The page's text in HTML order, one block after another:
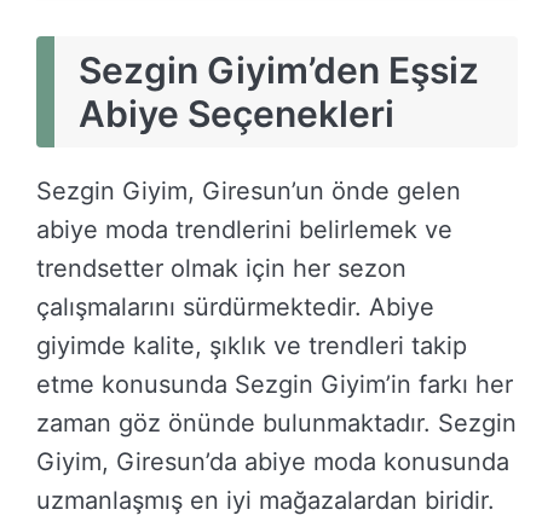
Sezgin Giyim’den Eşsiz
Abiye Seçenekleri
Sezgin Giyim, Giresun’un önde gelen
abiye moda trendlerini belirlemek ve
trendsetter olmak için her sezon
çalışmalarını sürdürmektedir. Abiye
giyimde kalite, şıklık ve trendleri takip
etme konusunda Sezgin Giyim’in farkı her
zaman göz önünde bulunmaktadır. Sezgin
Giyim, Giresun’da abiye moda konusunda
uzmanlaşmış en iyi mağazalardan biridir.